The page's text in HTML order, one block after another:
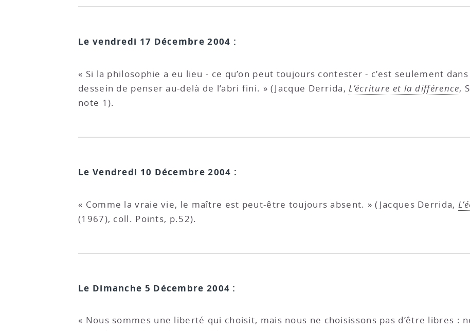
Le vendredi 17 Décembre 2004 :
« Si la philosophie a eu lieu - ce qu’on peut toujours contester - c’est seulement
dessein de penser au-delà de l’abri fini. » (Jacque Derrida,L’écriture et la différence,
note 1).
Le Vendredi 10 Décembre 2004 :
« Comme la vraie vie, le maître est peut-être toujours absent. » (Jacques Derrida,
(1967), coll. Points, p.52).
Le Dimanche 5 Décembre 2004 :
« Nous sommes une liberté qui choisit, mais nous ne choisissons pas d’être libres :